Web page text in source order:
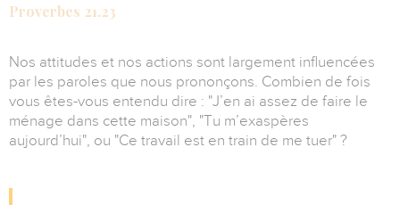
Proverbes 21.23
Nos attitudes et nos actions sont largement influencées
par les paroles que nous prononçons. Combien de fois
vous êtes-vous entendu dire : "J’en ai assez de faire le
ménage dans cette maison", "Tu m’exaspères
aujourd’hui", ou "Ce travail est en train de me tuer" ?